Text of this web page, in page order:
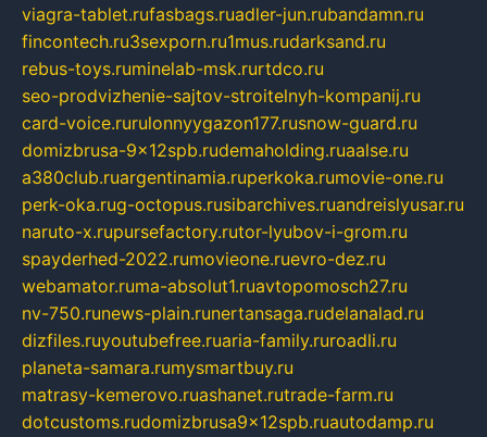
viagra-tablet.rufasbags.ruadler-jun.rubandamn.ru
fincontech.ru3sexporn.ru1mus.rudarksand.ru
rebus-toys.ruminelab-msk.rurtdco.ru
seo-prodvizhenie-sajtov-stroitelnyh-kompanij.ru
card-voice.rurulonnyygazon177.rusnow-guard.ru
domizbrusa-9x12spb.rudemaholding.ruaalse.ru
a380club.ruargentinamia.ruperkoka.rumovie-one.ru
perk-oka.rug-octopus.rusibarchives.ruandreislyusar.ru
naruto-x.rupursefactory.rutor-lyubov-i-grom.ru
spayderhed-2022.rumovieone.ruevro-dez.ru
webamator.ruma-absolut1.ruavtopomosch27.ru
nv-750.runews-plain.runertansaga.rudelanalad.ru
dizfiles.ruyoutubefree.ruaria-family.ruroadli.ru
planeta-samara.rumysmartbuy.ru
matrasy-kemerovo.ruashanet.rutrade-farm.ru
dotcustoms.rudomizbrusa9x12spb.ruautodamp.ru